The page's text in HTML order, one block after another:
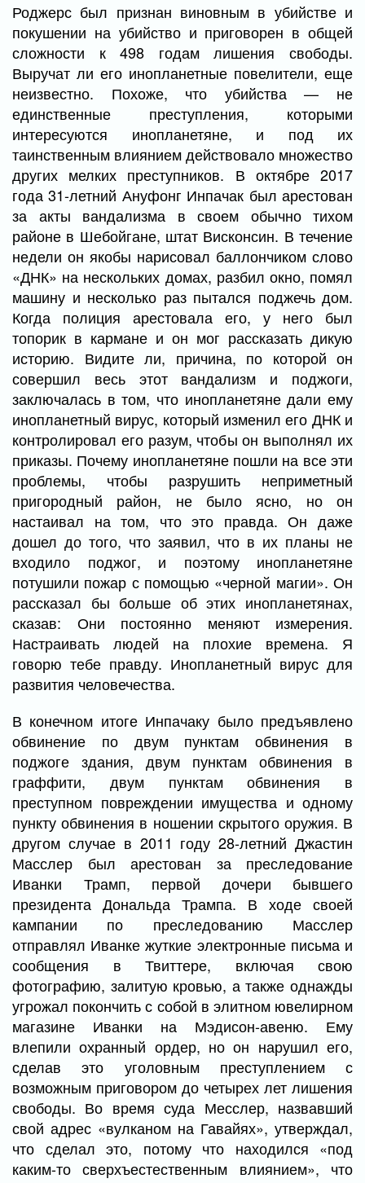
Роджерс был признан виновным в убийстве и
покушении на убийство и приговорен в общей
сложности к 498 годам лишения свободы.
Выручат ли его инопланетные повелители, еще
неизвестно. Похоже, что убийства — не
единственные преступления, которыми
интересуются инопланетяне, и под их
таинственным влиянием действовало множество
других мелких преступников. В октябре 2017
года 31-летний Ануфонг Инпачак был арестован
за акты вандализма в своем обычно тихом
районе в Шебойгане, штат Висконсин. В течение
недели он якобы нарисовал баллончиком слово
«ДНК» на нескольких домах, разбил окно, помял
машину и несколько раз пытался поджечь дом.
Когда полиция арестовала его, у него был
топорик в кармане и он мог рассказать дикую
историю. Видите ли, причина, по которой он
совершил весь этот вандализм и поджоги,
заключалась в том, что инопланетяне дали ему
инопланетный вирус, который изменил его ДНК и
контролировал его разум, чтобы он выполнял их
приказы. Почему инопланетяне пошли на все эти
проблемы, чтобы разрушить неприметный
пригородный район, не было ясно, но он
настаивал на том, что это правда. Он даже
дошел до того, что заявил, что в их планы не
входило поджог, и поэтому инопланетяне
потушили пожар с помощью «черной магии». Он
рассказал бы больше об этих инопланетянах,
сказав: Они постоянно меняют измерения.
Настраивать людей на плохие времена. Я
говорю тебе правду. Инопланетный вирус для
развития человечества.
В конечном итоге Инпачаку было предъявлено
обвинение по двум пунктам обвинения в
поджоге здания, двум пунктам обвинения в
граффити, двум пунктам обвинения в
преступном повреждении имущества и одному
пункту обвинения в ношении скрытого оружия. В
другом случае в 2011 году 28-летний Джастин
Масслер был арестован за преследование
Иванки Трамп, первой дочери бывшего
президента Дональда Трампа. В ходе своей
кампании по преследованию Масслер
отправлял Иванке жуткие электронные письма и
сообщения в Твиттере, включая свою
фотографию, залитую кровью, а также однажды
угрожал покончить с собой в элитном ювелирном
магазине Иванки на Мэдисон-авеню. Ему
влепили охранный ордер, но он нарушил его,
сделав это уголовным преступлением с
возможным приговором до четырех лет лишения
свободы. Во время суда Месслер, назвавший
свой адрес «вулканом на Гавайях», утверждал,
что сделал это, потому что находился «под
каким-то сверхъестественным влиянием», что